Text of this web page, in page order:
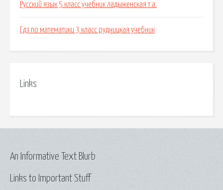
Русский язык 5 класс учебник ладыженская т.а.
Гдз по математики 3 класс рудницкая учебник
Links
Links to Important Stuff
An Informative Text Blurb